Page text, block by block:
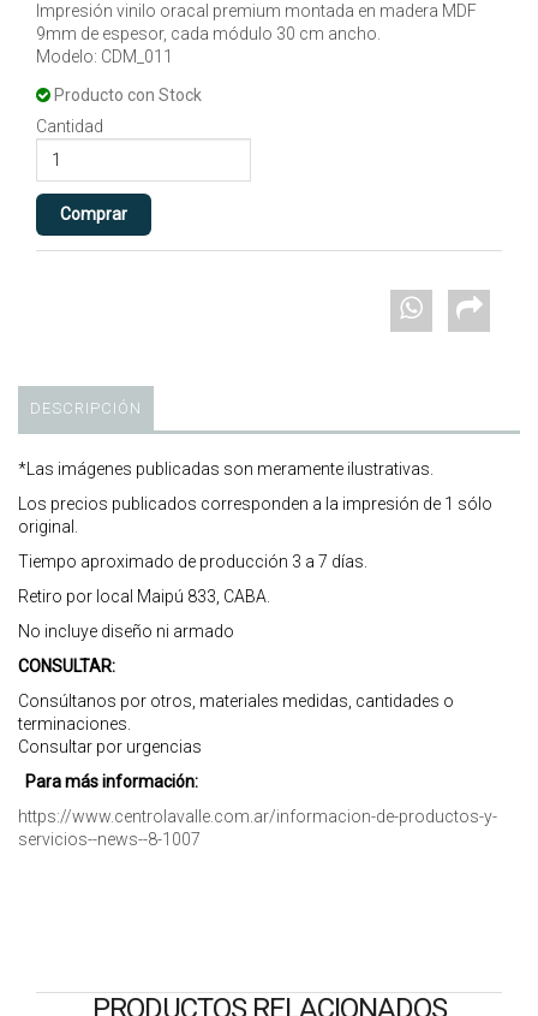
Impresión vinilo oracal premium montada en madera MDF
9mm de espesor, cada módulo 30 cm ancho.
Modelo: CDM_011
Producto con Stock
Cantidad
DESCRIPCIÓN
*Las imágenes publicadas son meramente ilustrativas.
Los precios publicados corresponden a la impresión de 1 sólo
original.
Tiempo aproximado de producción 3 a 7 días.
Retiro por local Maipú 833, CABA.
No incluye diseño ni armado
CONSULTAR:
Consúltanos por otros, materiales medidas, cantidades o
terminaciones.
Consultar por urgencias
Para más información:
https://www.centrolavalle.com.ar/informacion-de-productos-y-
servicios--news--8-1007